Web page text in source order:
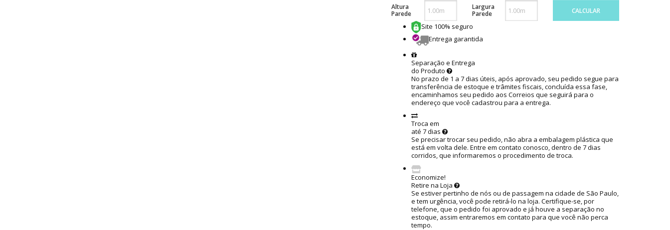
Altura
Parede
Largura
Parede
CALCULAR
Site 100% seguro
Entrega garantida
Separação e Entrega
do Produto
No prazo de 1 a 7 dias úteis, após aprovado, seu pedido segue para
transferência de estoque e trâmites fiscais, concluída essa fase,
encaminhamos seu pedido aos Correios que seguirá para o
endereço que você cadastrou para a entrega.
Troca em
até 7 dias
Se precisar trocar seu pedido, não abra a embalagem plástica que
está em volta dele. Entre em contato conosco, dentro de 7 dias
corridos, que informaremos o procedimento de troca.
Economize!
Retire na Loja
Se estiver pertinho de nós ou de passagem na cidade de São Paulo,
e tem urgência, você pode retirá-lo na loja. Certifique-se, por
telefone, que o pedido foi aprovado e já houve a separação no
estoque, assim entraremos em contato para que você não perca
tempo.